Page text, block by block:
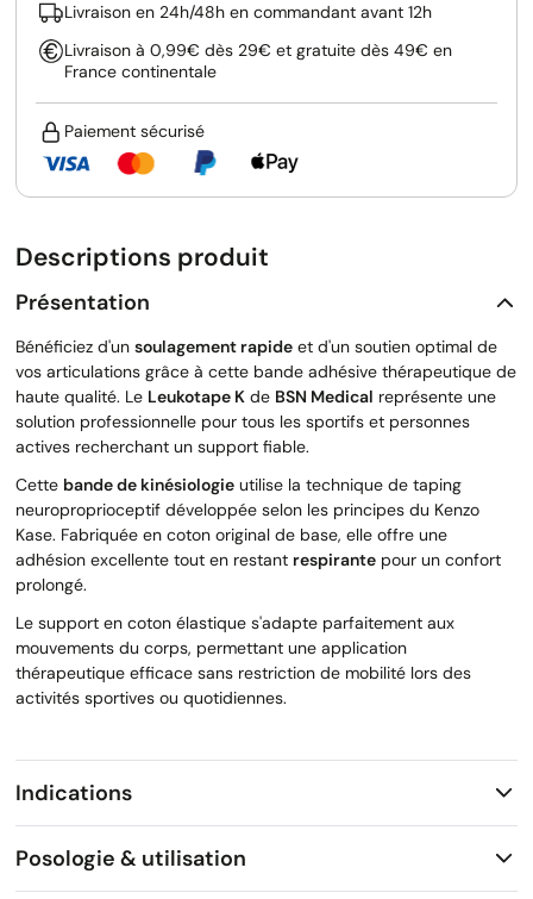
Livraison en 24h/48h en commandant avant 12h
Livraison à 0,99€ dès 29€ et gratuite dès 49€ en
France continentale
Paiement sécurisé
Descriptions produit
Présentation
Bénéficiez d'un soulagement rapide et d'un soutien optimal de
vos articulations grâce à cette bande adhésive thérapeutique de
haute qualité. Le Leukotape K de BSN Medical représente une
solution professionnelle pour tous les sportifs et personnes
actives recherchant un support fiable.
Cette bande de kinésiologie utilise la technique de taping
neuroproprioceptif développée selon les principes du Kenzo
Kase. Fabriquée en coton original de base, elle offre une
adhésion excellente tout en restant respirante pour un confort
prolongé.
Le support en coton élastique s'adapte parfaitement aux
mouvements du corps, permettant une application
thérapeutique efficace sans restriction de mobilité lors des
activités sportives ou quotidiennes.
Indications
Posologie & utilisation